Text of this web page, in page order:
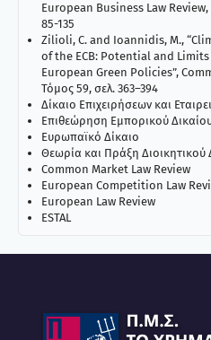
European Business Law Review,
85-135
Zilioli, C. and Ioannidis, M.,
of the ECB: Potential and
European Green Policies”,
Τόμος 59, σελ. 363–394
Δίκαιο Επιχειρήσεων και
Επιθεώρηση Εμπορικού
Ευρωπαϊκό Δίκαιο
Θεωρία και Πράξη Διοικητικού
Common Market Law Review
European Competition Law
European Law Review
ESTAL